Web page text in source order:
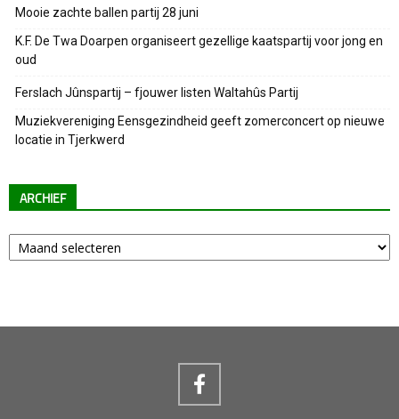
Mooie zachte ballen partij 28 juni
K.F. De Twa Doarpen organiseert gezellige kaatspartij voor jong en
oud
Ferslach Jûnspartij – fjouwer listen Waltahûs Partij
Muziekvereniging Eensgezindheid geeft zomerconcert op nieuwe
locatie in Tjerkwerd
ARCHIEF
Archief